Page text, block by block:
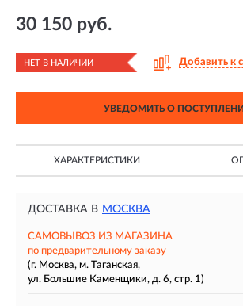
30 150 руб.
НЕТ В НАЛИЧИИ Добавить к
УВЕДОМИТЬ О
ХАРАКТЕРИСТИКИ
ДОСТАВКА В МОСКВА
САМОВЫВОЗ ИЗ МАГАЗИНА
по предварительному заказу
(г. Москва, м. Таганская,
ул. Большие Каменщики, д. 6, стр. 1)